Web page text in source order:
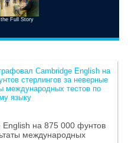
the Full Story
Cambridge English на
стерлингов за неверные
международных тестов по
языку
на 875 000 фунтов
международных